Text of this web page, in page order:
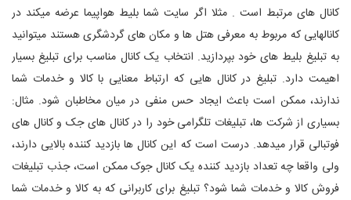
کانال های مرتبط است . مثلا اگر سایت شما بلیط هواپیما عرضه میکند در
کانالهایی که مربوط به معرفی هتل ها و مکان های گردشگری هستند میتوانید
به تبلیغ بلیط های خود بپردازید. انتخاب یک کانال مناسب برای تبلیغ بسیار
اهیمت دارد. تبلیغ در کانال هایی که ارتباط معنایی با کالا و خدمات شما
ندارند، ممکن است باعث ایجاد حس منفی در میان مخاطبان شود. مثال:
بسیاری از شرکت ها، تبلیغات تلگرامی خود را در کانال های جک و کانال های
فوتبالی قرار میدهد. درست است که این کانال ها بازدید کننده بالایی دارند،
ولی واقعا چه تعداد بازدید کننده یک کانال جوک ممکن است، جذب تبلیغات
فروش کالا و خدمات شما شود؟ تبلیغ برای کاربرانی که به کالا و خدمات شما